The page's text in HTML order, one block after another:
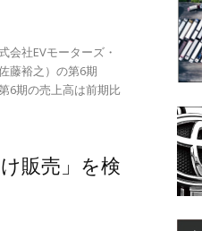
会社EVモーターズ・
藤裕之）の第6期
6期の売上高は前期比
販売」を検